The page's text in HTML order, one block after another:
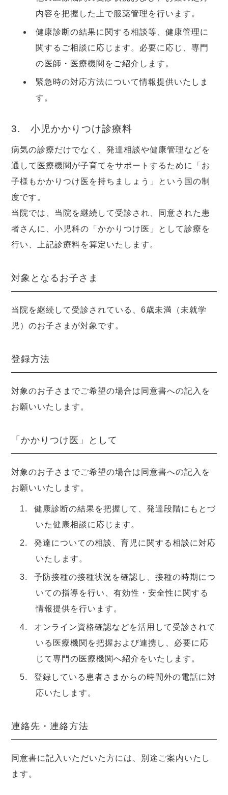
内容を把握した上で服薬管理を行います。
健康診断の結果に関する相談等、健康管理に
関するご相談に応じます。必要に応じ、専門
の医師・医療機関をご紹介します。
緊急時の対応方法について情報提供いたしま
す。
3. 小児かかりつけ診療料
病気の診療だけでなく、発達相談や健康管理などを
通して医療機関が子育てをサポートするために「お
子様もかかりつけ医を持ちましょう」という国の制
度です。
当院では、当院を継続して受診され、同意された患
者さんに、小児科の「かかりつけ医」として診療を
行い、上記診療料を算定いたします。
対象となるお子さま
当院を継続して受診されている、6歳未満（未就学
児）のお子さまが対象です。
登録方法
対象のお子さまでご希望の場合は同意書への記入を
お願いいたします。
「かかりつけ医」として
対象のお子さまでご希望の場合は同意書への記入を
お願いいたします。
健康診断の結果を把握して、発達段階にもとづ
いた健康相談に応じます。
発達についての相談、育児に関する相談に対応
いたします。
予防接種の接種状況を確認し、接種の時期につ
いての指導を行い、有効性・安全性に関する
情報提供を行います。
オンライン資格確認などを活用して受診されて
いる医療機関を把握および連携し、必要に応
じて専門の医療機関へ紹介をいたします。
登録している患者さまからの時間外の電話に対
応いたします。
連絡先・連絡方法
同意書に記入いただいた方には、別途ご案内いたし
ます。